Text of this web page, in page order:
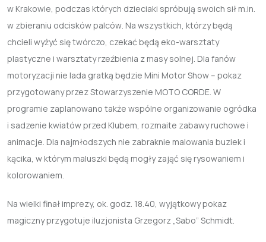
w Krakowie, podczas których dzieciaki spróbują swoich sił m.in.
w zbieraniu odcisków palców . Na wszystkich, którzy będą
chcieli wyżyć się twórczo, czekać będą eko-warsztaty
plastyczne i warsztaty rzeźbienia z masy solnej . Dla fanów
motoryzacji nie lada gratką będzie Mini Motor Show – pokaz
przygotowany przez Stowarzyszenie MOTO CORDE. W
programie zaplanowano także wspólne organizowanie ogródka
i sadzenie kwiatówprzed Klubem, rozmaite zabawy ruchowe i
animacje . Dla najmłodszych nie zabraknie malowania buziek i
kącika, w którym maluszki będą mogły zająć się rysowaniem i
kolorowaniem.
Na wielki finał imprezy, ok. godz. 18.40, wyjątkowypokaz
magicznyprzygotuje iluzjonista Grzegorz „Sabo” Schmidt.